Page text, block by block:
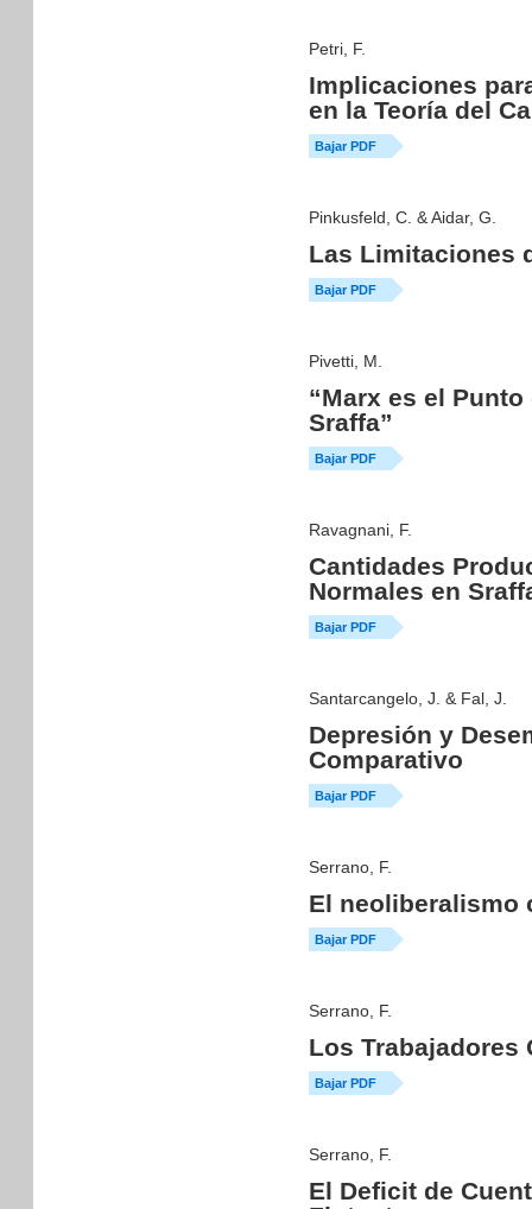
Petri, F.
Implicaciones
en la Teoría del
Bajar PDF
Pinkusfeld, C. & Aidar, G.
Las Limitaciones
Bajar PDF
Pivetti, M.
“Marx es el
Sraffa”
Bajar PDF
Ravagnani, F.
Cantidades
Normales en
Bajar PDF
Santarcangelo, J. & Fal, J.
Depresión y
Comparativo
Bajar PDF
Serrano, F.
El neoliberalismo
Bajar PDF
Serrano, F.
Los Trabajadores
Bajar PDF
Serrano, F.
El Deficit de